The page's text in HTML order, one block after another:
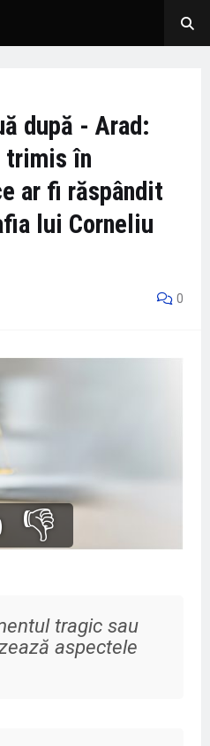
după - Arad:
trimis în
ar fi răspândit
lui Corneliu
0
👎
tragic sau
aspectele